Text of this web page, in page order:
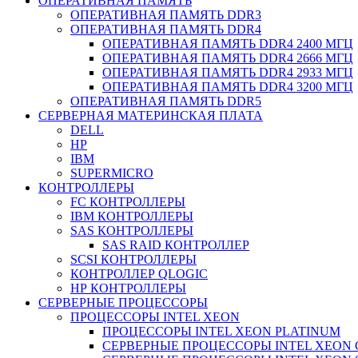
ОПЕРАТИВНАЯ ПАМЯТЬ DDR3
ОПЕРАТИВНАЯ ПАМЯТЬ DDR4
ОПЕРАТИВНАЯ ПАМЯТЬ DDR4 2400 МГЦ
ОПЕРАТИВНАЯ ПАМЯТЬ DDR4 2666 МГЦ
ОПЕРАТИВНАЯ ПАМЯТЬ DDR4 2933 МГЦ
ОПЕРАТИВНАЯ ПАМЯТЬ DDR4 3200 МГЦ
ОПЕРАТИВНАЯ ПАМЯТЬ DDR5
СЕРВЕРНАЯ МАТЕРИНСКАЯ ПЛАТА
DELL
HP
IBM
SUPERMICRO
КОНТРОЛЛЕРЫ
FC КОНТРОЛЛЕРЫ
IBM КОНТРОЛЛЕРЫ
SAS КОНТРОЛЛЕРЫ
SAS RAID КОНТРОЛЛЕР
SCSI КОНТРОЛЛЕРЫ
КОНТРОЛЛЕР QLOGIC
НР КОНТРОЛЛЕРЫ
СЕРВЕРНЫЕ ПРОЦЕССОРЫ
ПРОЦЕССОРЫ INTEL XEON
ПРОЦЕССОРЫ INTEL XEON PLATINUM
СЕРВЕРНЫЕ ПРОЦЕССОРЫ INTEL XEON